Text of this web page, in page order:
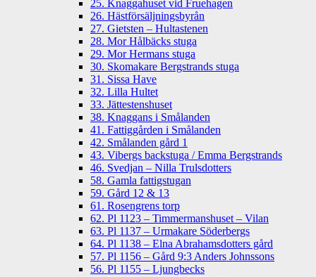
25. Knaggahuset vid Fruehagen
26. Hästförsäljningsbyrån
27. Gietsten – Hultastenen
28. Mor Hålbäcks stuga
29. Mor Hermans stuga
30. Skomakare Bergstrands stuga
31. Sissa Have
32. Lilla Hultet
33. Jättestenshuset
38. Knaggans i Smålanden
41. Fattiggården i Smålanden
42. Smålanden gård 1
43. Vibergs backstuga / Emma Bergstrands
46. Svedjan – Nilla Trulsdotters
58. Gamla fattigstugan
59. Gård 12 & 13
61. Rosengrens torp
62. Pl 1123 – Timmermanshuset – Vilan
63. Pl 1137 – Urmakare Söderbergs
64. Pl 1138 – Elna Abrahamsdotters gård
57. Pl 1156 – Gård 9:3 Anders Johnssons
56. Pl 1155 – Ljungbecks